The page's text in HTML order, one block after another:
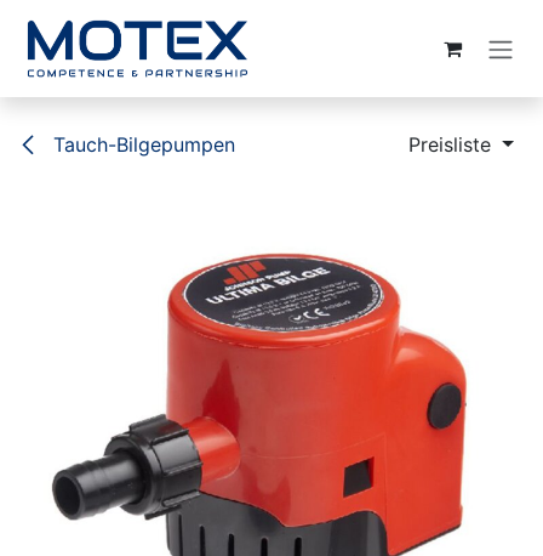
Tauch-Bilgepumpen Preisliste